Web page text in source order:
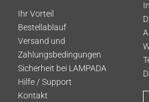
Ihr Vorteil
Bestellablauf
Versand und
Zahlungsbedingungen
Sicherheit bei LAMPADA
Hilfe / Support
Kontakt